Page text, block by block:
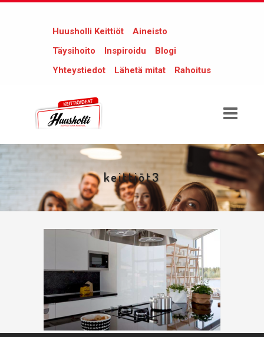
Huusholli Keittiöt
Aineisto
Täysihoito
Inspiroidu
Blogi
Yhteystiedot
Lähetä mitat Rahoitus
keittiöt3